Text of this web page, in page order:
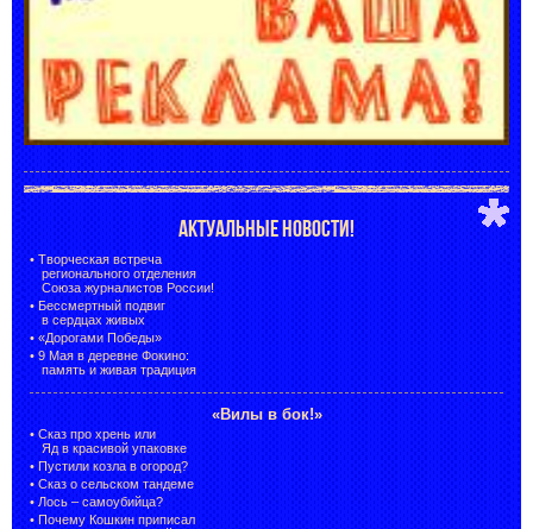
АКТУАЛЬНЫЕ НОВОСТИ!
• Творческая встреча
регионального отделения
Союза журналистов России!
• Бессмертный подвиг
в сердцах живых
• «Дорогами Победы»
• 9 Мая в деревне Фокино:
память и живая традиция
«Вилы в бок!»
• Сказ про хрень или
Яд в красивой упаковке
• Пустили козла в огород?
• Сказ о сельском тандеме
• Лось – самоубийца?
• Почему Кошкин приписал